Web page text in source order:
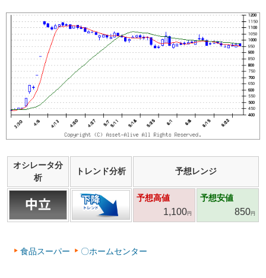
オシレータ分
析
トレンド分析 予想レンジ
予想高値
1,100円
予想安値
850円
食品スーパー 〇ホームセンター